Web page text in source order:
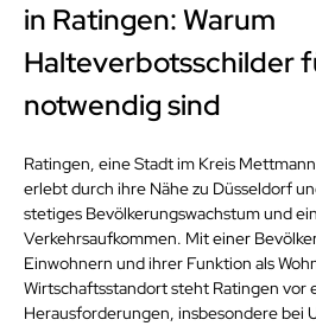
in Ratingen: Warum
Halteverbotsschilder
notwendig sind
Ratingen, eine Stadt im Kreis
erlebt durch ihre Nähe zu Düsseldorf
stetiges Bevölkerungswachstum und
Verkehrsaufkommen. Mit einer
Einwohnern und ihrer Funktion als
Wirtschaftsstandort steht Ratingen vor
Herausforderungen, insbesondere bei